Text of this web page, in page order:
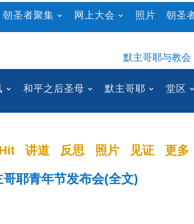
朝圣者聚集 网上大会 照片 朝圣
默主哥耶与教会
和平之后圣母 默主哥耶 堂区
讲道 反思 照片 见证 更多
耶青年节发布会(全文)